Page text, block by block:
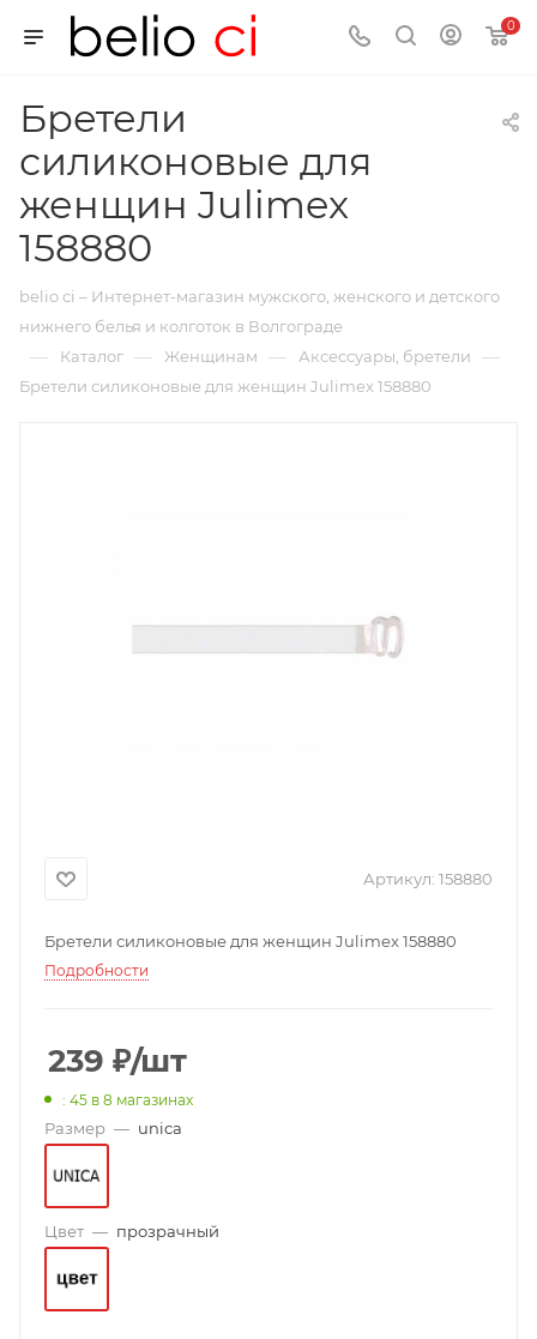
0
Бретели
силиконовые для
женщин Julimex
158880
belio ci – Интернет-магазин мужского, женского и детского
нижнего белья и колготок в Волгограде
— Каталог — Женщинам — Аксессуары, бретели —
Бретели силиконовые для женщин Julimex 158880
Артикул: 158880
Бретели силиконовые для женщин Julimex 158880
Подробности
239 ₽/шт
: 45 в 8 магазинах
Размер — unica
Цвет — прозрачный